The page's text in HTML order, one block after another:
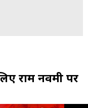
राम नवमी पर